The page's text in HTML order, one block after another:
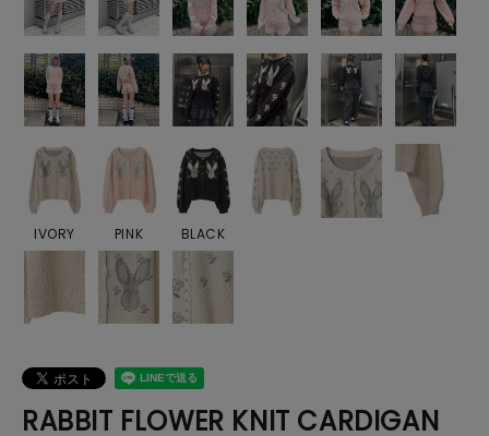
IVORY PINK BLACK
RABBIT FLOWER KNIT CARDIGAN